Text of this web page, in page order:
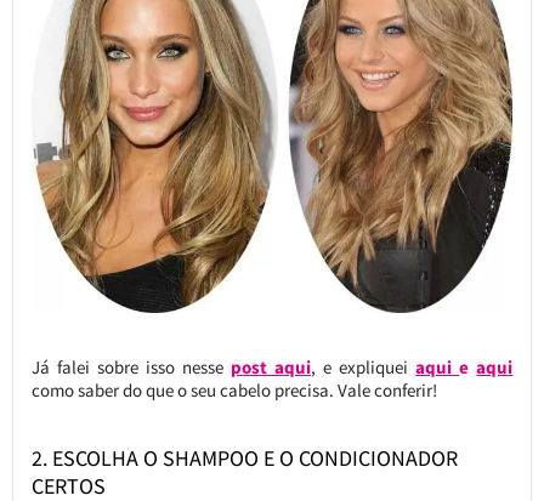
Já falei sobre isso nesse post aqui, e expliqueiaquieaqui
como saber do que o seu cabelo precisa. Vale conferir!
2. ESCOLHA O SHAMPOO E O CONDICIONADOR
CERTOS